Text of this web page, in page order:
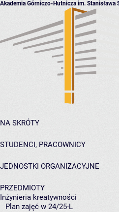
Akademia Górniczo-Hutnicza im. Stanisława
NA SKRÓTY
STUDENCI, PRACOWNICY
JEDNOSTKI ORGANIZACYJNE
PRZEDMIOTY
Inżynieria kreatywności
Plan zajęć w 24/25-L